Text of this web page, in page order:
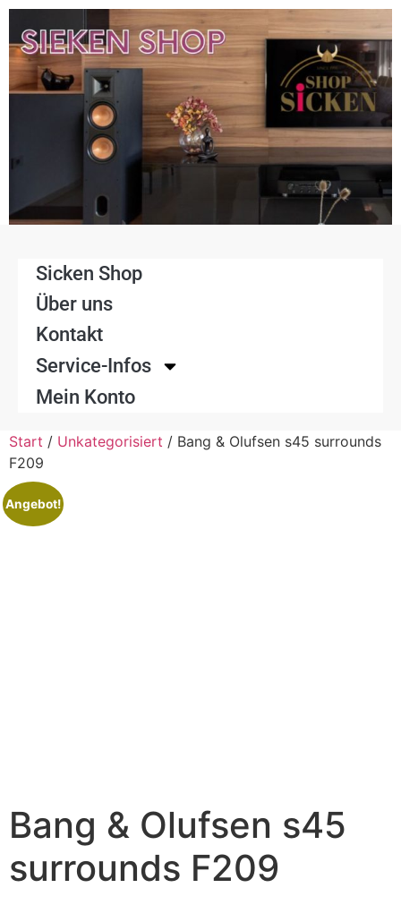
Sicken Shop
Über uns
Kontakt
Service-Infos
Mein Konto
Start / Unkategorisiert / Bang & Olufsen s45 surrounds
F209
Angebot!
Bang & Olufsen s45
surrounds F209